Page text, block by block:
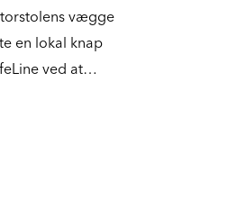
vægge
en lokal knap
ved at